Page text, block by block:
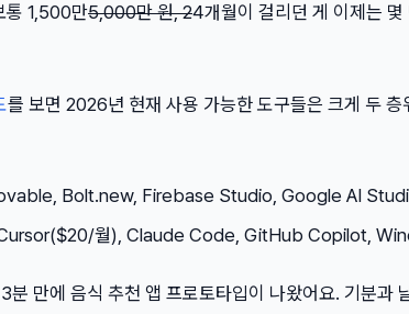
통 1,500만5,000만 원, 24개월이 걸리던 게 이제는 몇
를 보면 2026년 현재 사용 가능한 도구들은 크게 두 층
Bolt.new, Firebase Studio, Google AI
월), Claude Code, GitHub Copilot,
만에 음식 추천 앱 프로토타입이 나왔어요. 기분과